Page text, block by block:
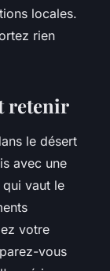
locales.
rien
retenir
le désert
avec une
vaut le
votre
vous